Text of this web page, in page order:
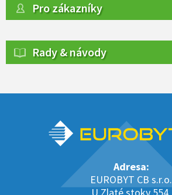
Pro zákazníky
Rady & návody
Adresa:
EUROBYT CB s.r.o.